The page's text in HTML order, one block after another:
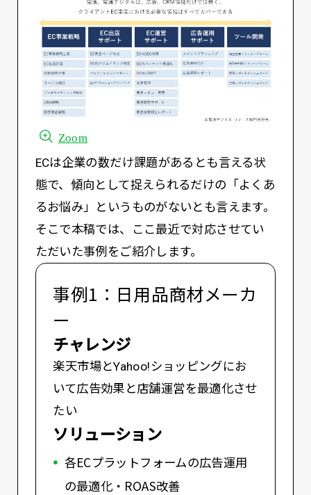
Zoom
ECは企業の数だけ課題があるとも言える状
態で、傾向として捉えられるだけの「よくあ
るお悩み」というものがないとも言えます。
そこで本稿では、ここ最近で対応させてい
ただいた事例をご紹介します。
事例1：日用品商材メーカ
ー
チャレンジ
楽天市場とYahoo!ショッピングにお
いて広告効果と店舗運営を最適化させ
たい
ソリューション
各ECプラットフォームの広告運用
の最適化・ROAS改善